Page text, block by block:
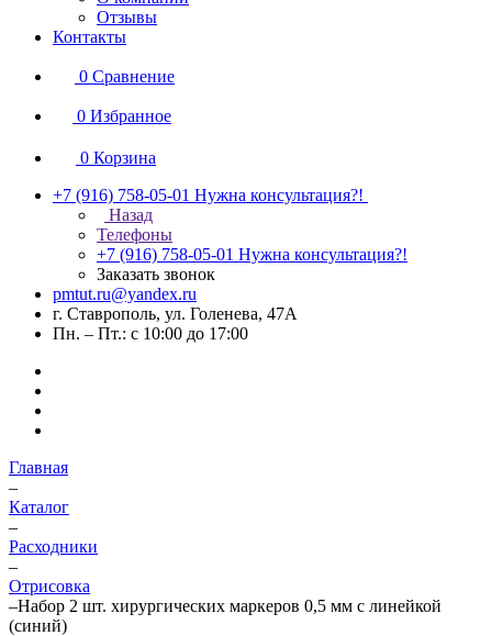
Отзывы
Контакты
0 Сравнение
0 Избранное
0 Корзина
+7 (916) 758-05-01 Нужна консультация?!
Назад
Телефоны
+7 (916) 758-05-01 Нужна консультация?!
Заказать звонок
pmtut.ru@yandex.ru
г. Ставрополь, ул. Голенева, 47А
Пн. – Пт.: с 10:00 до 17:00
Главная
–
Каталог
–
Расходники
–
Отрисовка
–Набор 2 шт. хирургических маркеров 0,5 мм с линейкой
(синий)